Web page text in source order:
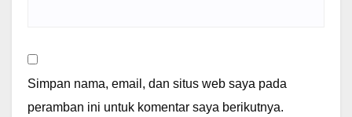
Simpan nama, email, dan situs web saya pada
peramban ini untuk komentar saya berikutnya.